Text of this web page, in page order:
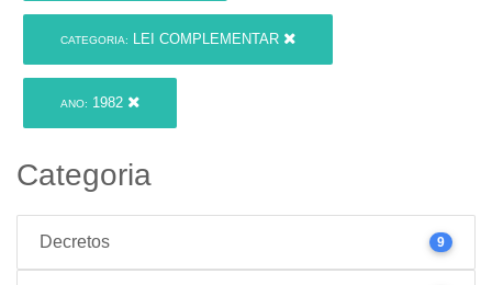
CATEGORIA: LEI COMPLEMENTAR
ANO: 1982
Categoria
Decretos 9